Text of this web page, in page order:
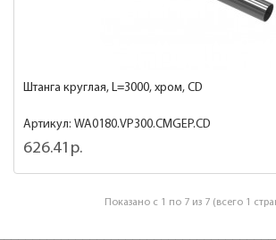
Штанга круглая, L=3000, хром, CD
Артикул: WA0180.VP300.CMGEP.CD
626.41р.
Показано с 1 по 7 из 7 (всего 1